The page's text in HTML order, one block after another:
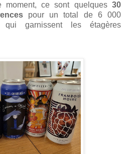
moment, ce sont quelques30
pour un total de 6 000
qui garnissent les étagères